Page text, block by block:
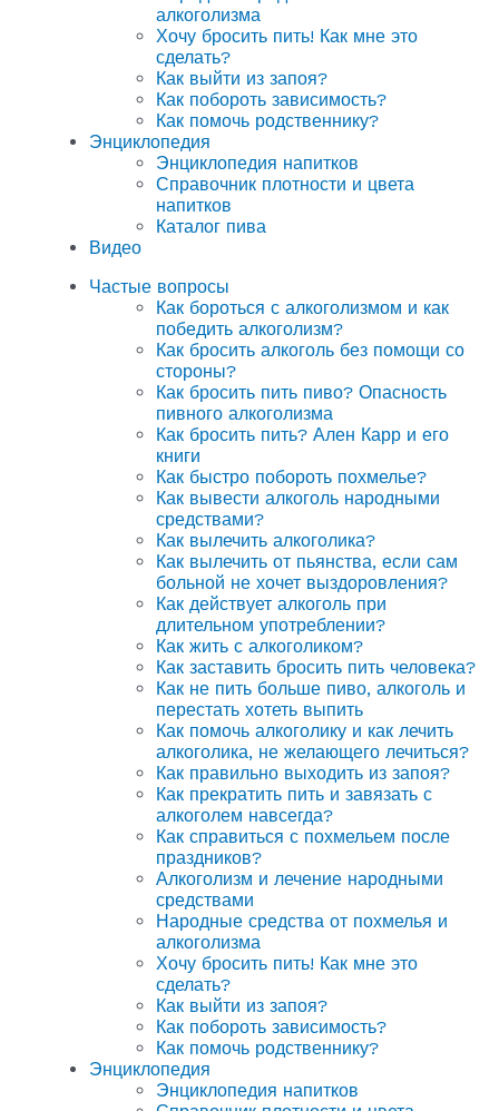
алкоголизма
Хочу бросить пить! Как мне это
сделать?
Как выйти из запоя?
Как побороть зависимость?
Как помочь родственнику?
Энциклопедия
Энциклопедия напитков
Справочник плотности и цвета
напитков
Каталог пива
Видео
Частые вопросы
Как бороться с алкоголизмом и как
победить алкоголизм?
Как бросить алкоголь без помощи со
стороны?
Как бросить пить пиво? Опасность
пивного алкоголизма
Как бросить пить? Ален Карр и его
книги
Как быстро побороть похмелье?
Как вывести алкоголь народными
средствами?
Как вылечить алкоголика?
Как вылечить от пьянства, если сам
больной не хочет выздоровления?
Как действует алкоголь при
длительном употреблении?
Как жить с алкоголиком?
Как заставить бросить пить человека?
Как не пить больше пиво, алкоголь и
перестать хотеть выпить
Как помочь алкоголику и как лечить
алкоголика, не желающего лечиться?
Как правильно выходить из запоя?
Как прекратить пить и завязать с
алкоголем навсегда?
Как справиться с похмельем после
праздников?
Алкоголизм и лечение народными
средствами
Народные средства от похмелья и
алкоголизма
Хочу бросить пить! Как мне это
сделать?
Как выйти из запоя?
Как побороть зависимость?
Как помочь родственнику?
Энциклопедия
Энциклопедия напитков